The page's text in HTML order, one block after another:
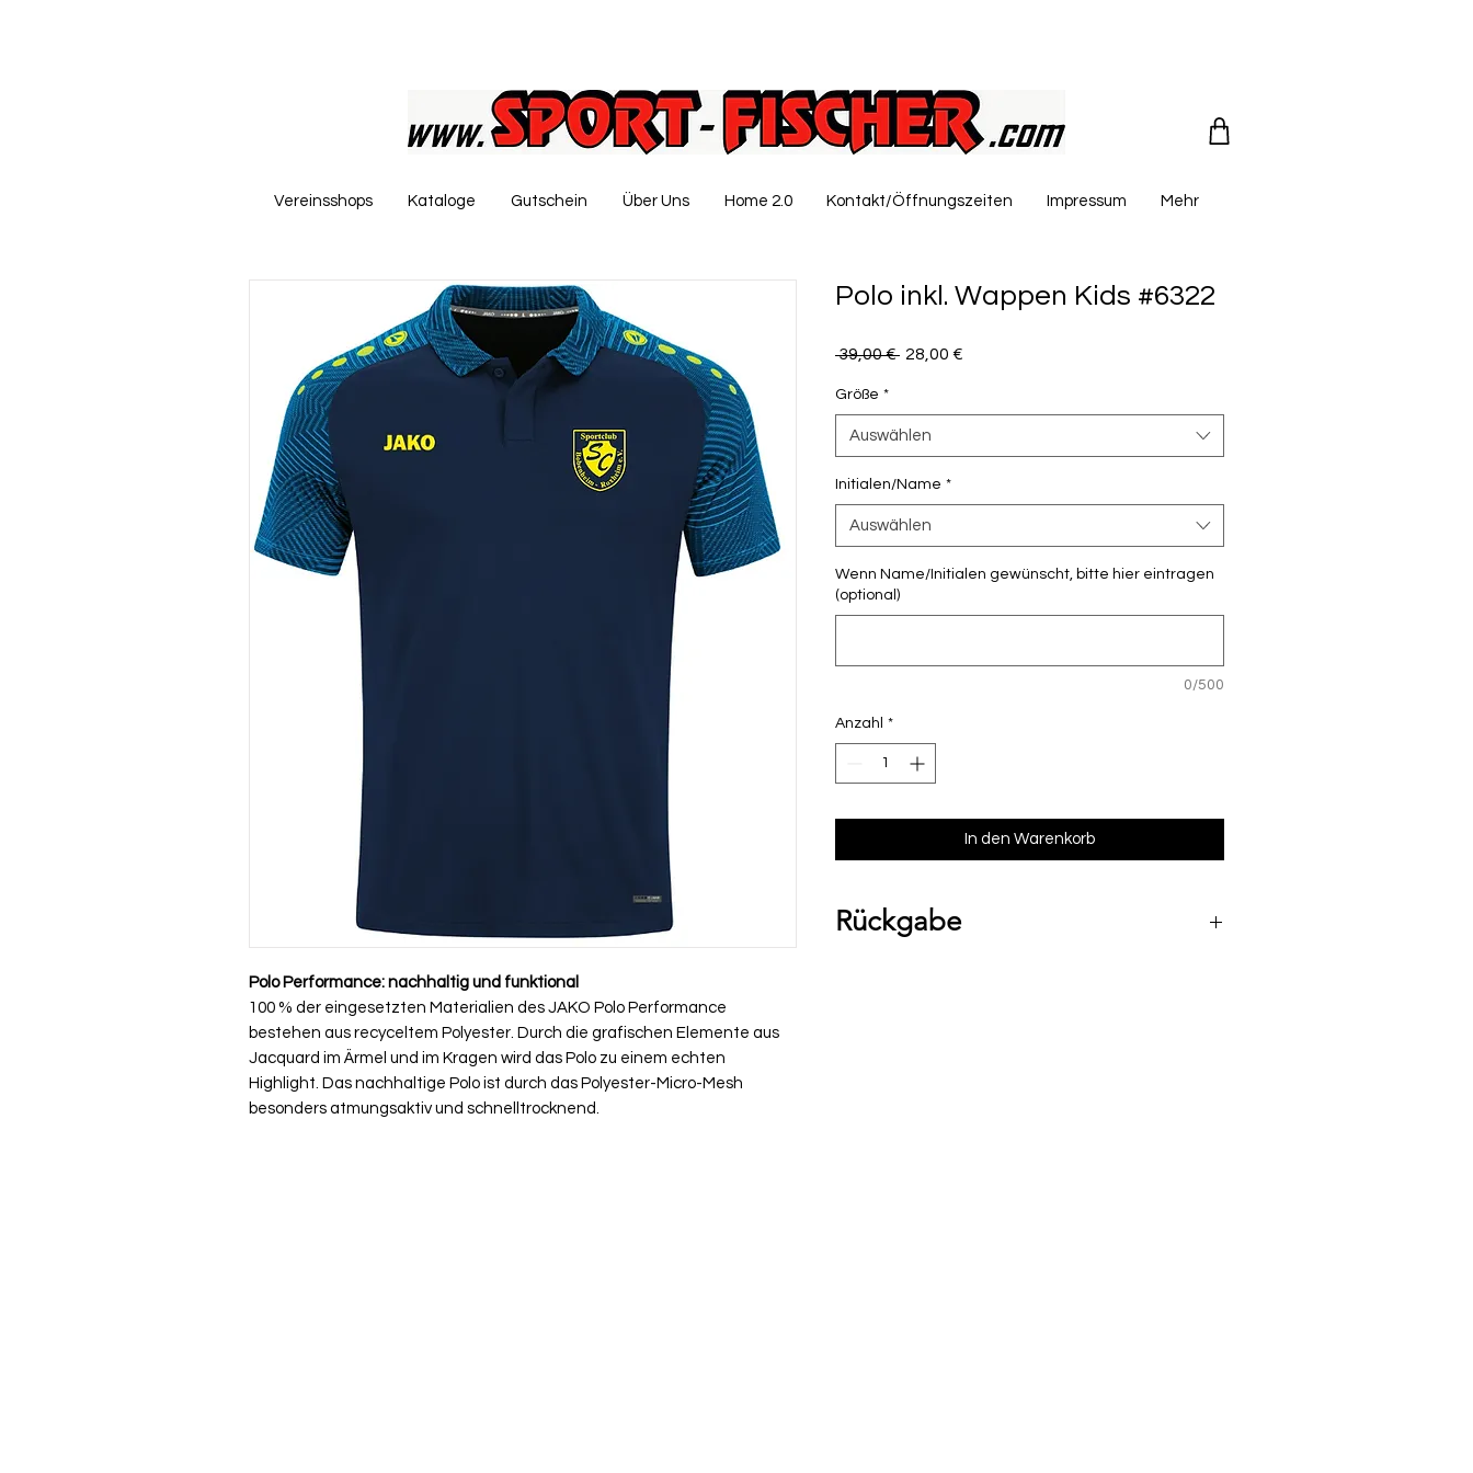
Vereinsshops Kataloge Gutschein Über Uns Home 2.0 Kontakt/Öffnungszeiten Impressum Mehr
Polo Performance: nachhaltig und funktional
100 % der eingesetzten Materialien des JAKO Polo Performance
bestehen aus recyceltem Polyester. Durch die grafischen Elemente aus
Jacquard im Ärmel und im Kragen wird das Polo zu einem echten
Highlight. Das nachhaltige Polo ist durch das Polyester-Micro-Mesh
besonders atmungsaktiv und schnelltrocknend.
Polo inkl. Wappen Kids #6322
39,00 € Standardpreis
28,00 €
Größe *
Auswählen
Initialen/Name *
Auswählen
Wenn Name/Initialen gewünscht, bitte hier eintragen
(optional)
0/500
Anzahl *
In den Warenkorb
Rückgabe